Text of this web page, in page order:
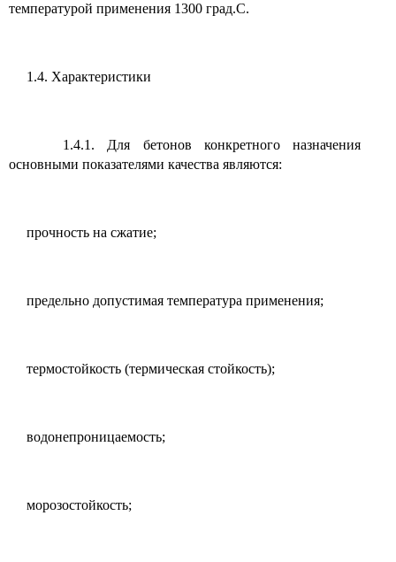
температурой применения 1300 град.С.
1.4. Характеристики
1.4.1. Для бетонов конкретного назначения
основными показателями качества являются:
прочность на сжатие;
предельно допустимая температура применения;
термостойкость (термическая стойкость);
водонепроницаемость;
морозостойкость;